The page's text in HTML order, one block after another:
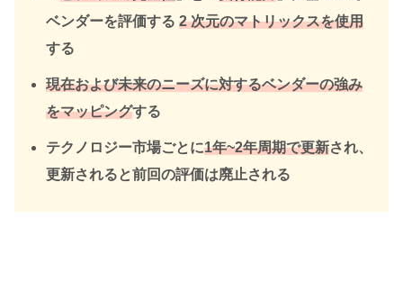
ベンダーを評価する2 次元のマトリックスを使用
する
現在および未来のニーズに対するベンダーの強み
をマッピングする
テクノロジー市場ごとに1年~2年周期で更新され、
更新されると前回の評価は廃止される